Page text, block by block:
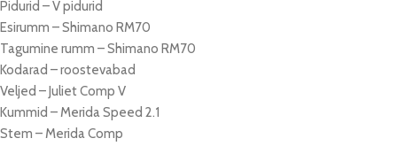
Pidurid – V pidurid
Esirumm – Shimano RM70
Tagumine rumm – Shimano RM70
Kodarad – roostevabad
Veljed – Juliet Comp V
Kummid – Merida Speed 2.1
Stem – Merida Comp